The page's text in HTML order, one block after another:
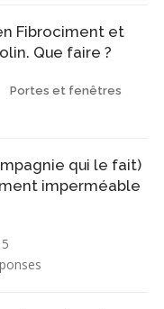
Fibrociment et
Que faire ?
Portes et fenêtres
qui le fait)
imperméable